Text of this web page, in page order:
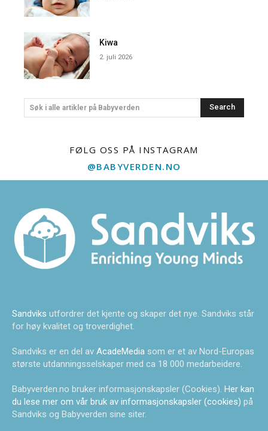
Kiwa
2. juli 2026
Søk i alle artikler på Babyverden Search
FØLG OSS PÅ INSTAGRAM
@BABYVERDEN.NO
Sandviks utfordrer det kjente og skaper det nye. Sandviks står
for høy kvalitet og troverdighet.
Sandviks er en del av AcadeMedia som er et av Nord-Europas
største utdanningsselskaper med ca 18 000 medarbeidere.
Babyverden.no bruker informasjonskapsler (Cookies). Her kan
du lese mer om vår bruk av informasjonskapsler (cookies) på
Sandviks og Babyverden sine siter.